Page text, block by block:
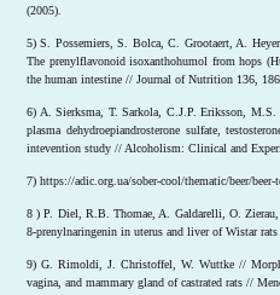
(2005).
5) S. Possemiers, S. Bolca, C. Grootaert, A.
The prenylflavonoid isoxanthohumol from hops
the human intestine // Journal of Nutrition 136,
6) A. Sierksma, T. Sarkola, C.J.P. Eriksson, M.S.
plasma dehydroepiandrosterone sulfate,
intevention study // Alcoholism: Clinical and
7) https://adic.org.ua/sober-cool/thematic/beer/beer-
8 ) P. Diel, R.B. Thomae, A. Galdarelli, O.
8-prenylnaringenin in uterus and liver of Wistar
9) G. Rimoldi, J. Christoffel, W. Wuttke //
vagina, and mammary gland of castrated rats //